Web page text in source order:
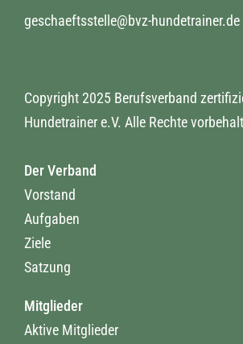
geschaeftsstelle@bvz-hundetrainer.de
Copyright 2025 Berufsverband
Hundetrainer e.V. Alle Rechte
Der Verband
Vorstand
Aufgaben
Ziele
Satzung
Mitglieder
Aktive Mitglieder